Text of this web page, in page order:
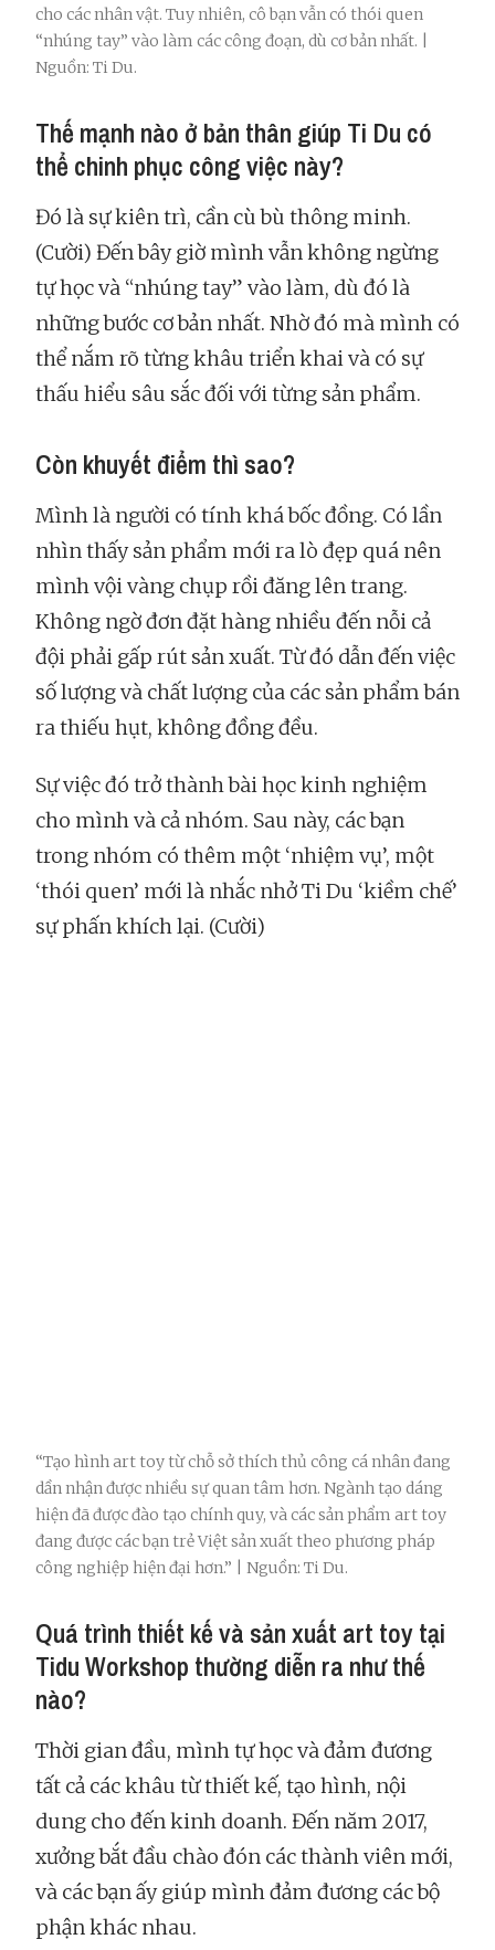
cho các nhân vật. Tuy nhiên, cô bạn vẫn có thói quen
“nhúng tay” vào làm các công đoạn, dù cơ bản nhất. |
Nguồn: Ti Du.
Thế mạnh nào ở bản thân giúp Ti Du có
thể chinh phục công việc này?
Đó là sự kiên trì, cần cù bù thông minh.
(Cười) Đến bây giờ mình vẫn không ngừng
tự học và “nhúng tay” vào làm, dù đó là
những bước cơ bản nhất. Nhờ đó mà mình có
thể nắm rõ từng khâu triển khai và có sự
thấu hiểu sâu sắc đối với từng sản phẩm.
Còn khuyết điểm thì sao?
Mình là người có tính khá bốc đồng. Có lần
nhìn thấy sản phẩm mới ra lò đẹp quá nên
mình vội vàng chụp rồi đăng lên trang.
Không ngờ đơn đặt hàng nhiều đến nỗi cả
đội phải gấp rút sản xuất. Từ đó dẫn đến việc
số lượng và chất lượng của các sản phẩm bán
ra thiếu hụt, không đồng đều.
Sự việc đó trở thành bài học kinh nghiệm
cho mình và cả nhóm. Sau này, các bạn
trong nhóm có thêm một ‘nhiệm vụ’, một
‘thói quen’ mới là nhắc nhở Ti Du ‘kiềm chế’
sự phấn khích lại. (Cười)
“Tạo hình art toy từ chỗ sở thích thủ công cá nhân đang
dần nhận được nhiều sự quan tâm hơn. Ngành tạo dáng
hiện đã được đào tạo chính quy, và các sản phẩm art toy
đang được các bạn trẻ Việt sản xuất theo phương pháp
công nghiệp hiện đại hơn.” | Nguồn: Ti Du.
Quá trình thiết kế và sản xuất art toy tại
Tidu Workshop thường diễn ra như thế
nào?
Thời gian đầu, mình tự học và đảm đương
tất cả các khâu từ thiết kế, tạo hình, nội
dung cho đến kinh doanh. Đến năm 2017,
xưởng bắt đầu chào đón các thành viên mới,
và các bạn ấy giúp mình đảm đương các bộ
phận khác nhau.